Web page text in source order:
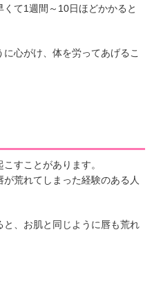
て1週間～10日ほどかかると
心がけ、体を労ってあげるこ
すことがあります。
荒れてしまった経験のある人
と、お肌と同じように唇も荒れ